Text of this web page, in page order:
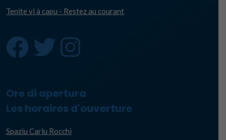
Tenite vi à capu - Restez au courant
Ore di apertura
Les horaires d'ouverture
Spaziu Carlu Rocchi